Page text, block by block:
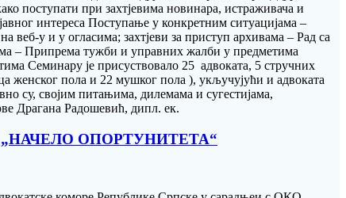
поступати при захтјевима новинара, истраживача и
интереса Поступање у конкретним ситуацијама –
веб-у и у огласима; захтјеви за приступ архивама – Рад са
– Припрема тужби и управних жалби у предметима
Семинару је присуствовало 25 адвоката, 5 стручних
женског пола и 22 мушког пола ), укључујући и адвоката
су, својим питањима, дилемама и сугестијама,
Драгана Радошевић, дипл. ек.
ОПОРТУНИТЕТА“